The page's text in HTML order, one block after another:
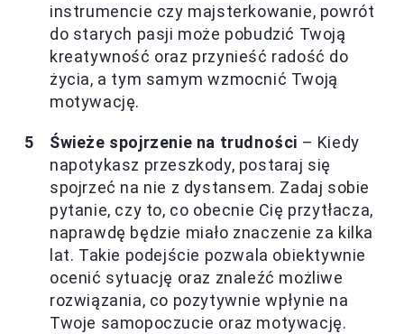
instrumencie czy majsterkowanie, powrót
do starych pasji może pobudzić Twoją
kreatywność oraz przynieść radość do
życia, a tym samym wzmocnić Twoją
motywację.
Świeże spojrzenie na trudności – Kiedy
napotykasz przeszkody, postaraj się
spojrzeć na nie z dystansem. Zadaj sobie
pytanie, czy to, co obecnie Cię przytłacza,
naprawdę będzie miało znaczenie za kilka
lat. Takie podejście pozwala obiektywnie
ocenić sytuację oraz znaleźć możliwe
rozwiązania, co pozytywnie wpłynie na
Twoje samopoczucie oraz motywację.